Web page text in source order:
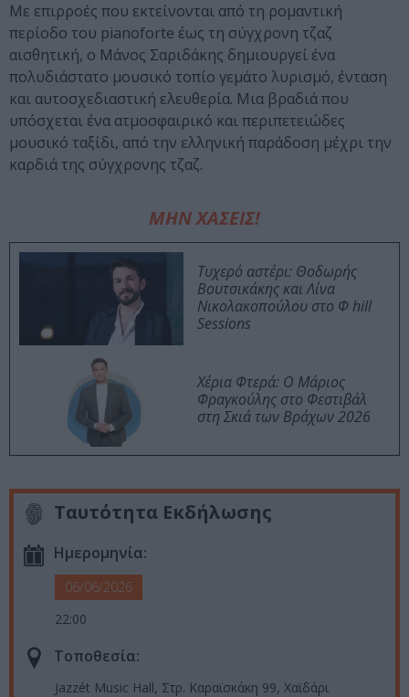
Με επιρροές που εκτείνονται από τη ρομαντική
περίοδο του pianoforte έως τη σύγχρονη τζαζ
αισθητική, ο Μάνος Σαριδάκης δημιουργεί ένα
πολυδιάστατο μουσικό τοπίο γεμάτο λυρισμό, ένταση
και αυτοσχεδιαστική ελευθερία. Μια βραδιά που
υπόσχεται ένα ατμοσφαιρικό και περιπετειώδες
μουσικό ταξίδι, από την ελληνική παράδοση μέχρι την
καρδιά της σύγχρονης τζαζ.
ΜΗΝ ΧΑΣΕΙΣ!
Τυχερό αστέρι: Θοδωρής
Βουτσικάκης και Λίνα
Νικολακοπούλου στο Φ hill
Sessions
Χέρια Φτερά: Ο Μάριος
Φραγκούλης στο Φεστιβάλ
στη Σκιά των Βράχων 2026
Ταυτότητα Εκδήλωσης
Ημερομηνία:
06/06/2026
22:00
Τοποθεσία:
Jazzét Music Hall, Στρ. Καραϊσκάκη 99, Χαϊδάρι